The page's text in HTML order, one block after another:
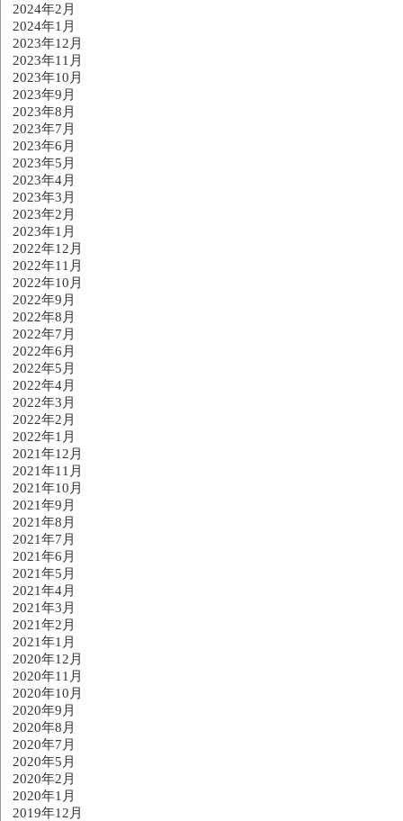
2024年2月
2024年1月
2023年12月
2023年11月
2023年10月
2023年9月
2023年8月
2023年7月
2023年6月
2023年5月
2023年4月
2023年3月
2023年2月
2023年1月
2022年12月
2022年11月
2022年10月
2022年9月
2022年8月
2022年7月
2022年6月
2022年5月
2022年4月
2022年3月
2022年2月
2022年1月
2021年12月
2021年11月
2021年10月
2021年9月
2021年8月
2021年7月
2021年6月
2021年5月
2021年4月
2021年3月
2021年2月
2021年1月
2020年12月
2020年11月
2020年10月
2020年9月
2020年8月
2020年7月
2020年5月
2020年2月
2020年1月
2019年12月